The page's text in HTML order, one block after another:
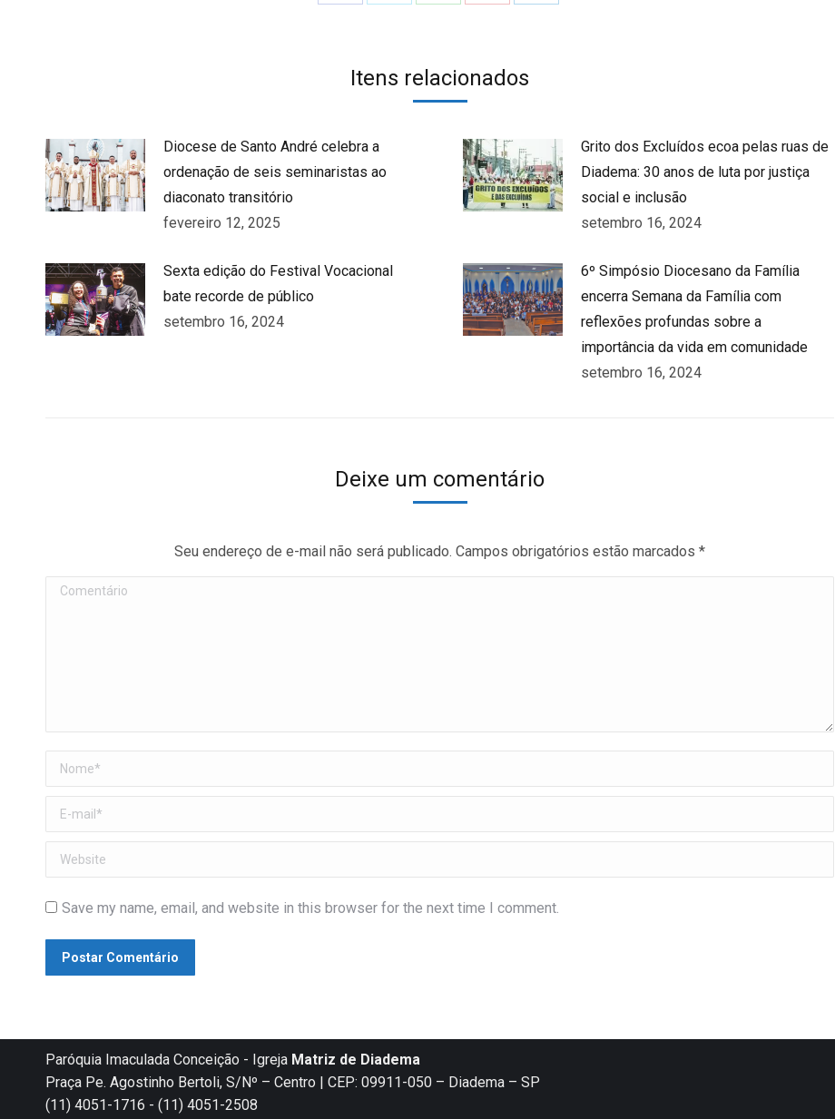
Itens relacionados
Diocese de Santo André celebra a
ordenação de seis seminaristas ao
diaconato transitório
fevereiro 12, 2025
Grito dos Excluídos ecoa pelas ruas de
Diadema: 30 anos de luta por justiça
social e inclusão
setembro 16, 2024
Sexta edição do Festival Vocacional
bate recorde de público
setembro 16, 2024
6º Simpósio Diocesano da Família
encerra Semana da Família com
reflexões profundas sobre a
importância da vida em comunidade
setembro 16, 2024
Deixe um comentário
Seu endereço de e-mail não será publicado. Campos obrigatórios estão marcados *
Comentário
Nome *
E-mail *
Website
Save my name, email, and website in this browser for the next time I comment.
Postar Comentário
Paróquia Imaculada Conceição - Igreja Matriz de Diadema
Praça Pe. Agostinho Bertoli, S/Nº – Centro | CEP: 09911-050 – Diadema – SP
(11) 4051-1716 - (11) 4051-2508